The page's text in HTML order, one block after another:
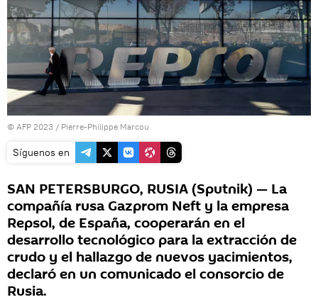
© AFP 2023 / Pierre-Philippe Marcou
Síguenos en
SAN PETERSBURGO, RUSIA (Sputnik) — La
compañía rusa Gazprom Neft y la empresa
Repsol, de España, cooperarán en el
desarrollo tecnológico para la extracción de
crudo y el hallazgo de nuevos yacimientos,
declaró en un comunicado el consorcio de
Rusia.